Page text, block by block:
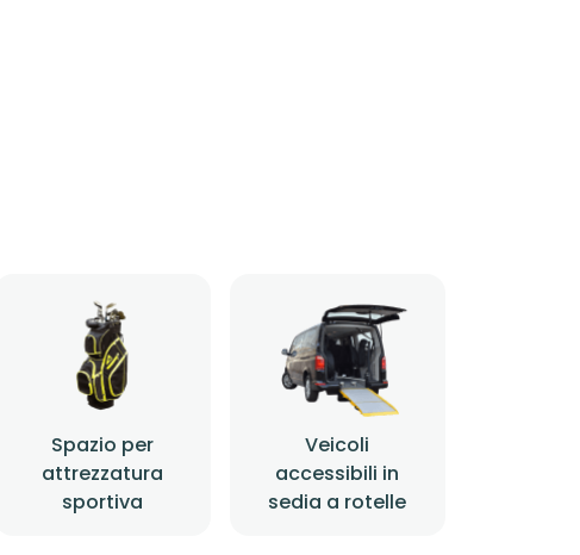
Spazio per
attrezzatura
sportiva
Veicoli
accessibili in
sedia a rotelle